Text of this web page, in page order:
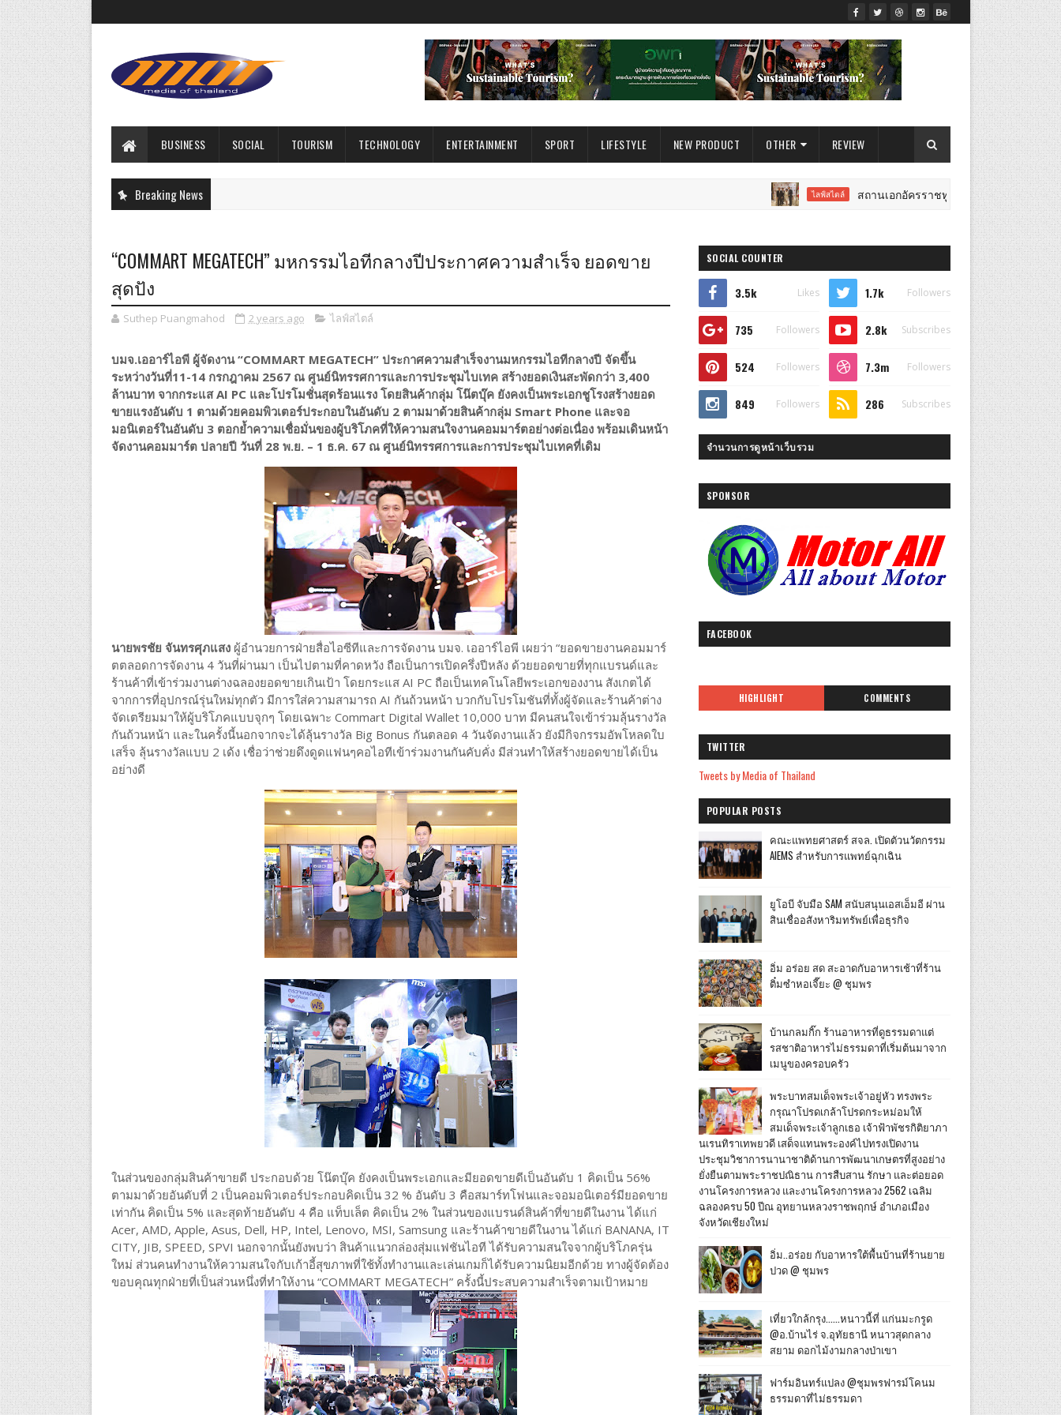
BUSINESS SOCIAL TOURISM TECHNOLOGY ENTERTAINMENT SPORT LIFESTYLE NEW PRODUCT OTHER REVIEW
Breaking News ไลฟ์สไตล์ สถานเอกอัครราชทูตสาธารณรัฐเปรูประจำประเทศ
“COMMART MEGATECH” มหกรรมไอทีกลางปีประกาศความสำเร็จ ยอดขาย
สุดปัง
Suthep Puangmahod 2 years ago ไลฟ์สไตล์
บมจ.เออาร์ไอพี ผู้จัดงาน “COMMART MEGATECH” ประกาศความสำเร็จงานมหกรรมไอทีกลางปี จัดขึ้น
ระหว่างวันที่11-14 กรกฎาคม 2567 ณ ศูนย์นิทรรศการและการประชุมไบเทค สร้างยอดเงินสะพัดกว่า 3,400
ล้านบาท จากกระแส AI PC และโปรโมชั่นสุดร้อนแรง โดยสินค้ากลุ่ม โน๊ตบุ๊ค ยังคงเป็นพระเอกชูโรงสร้างยอด
ขายแรงอันดับ 1 ตามด้วยคอมพิวเตอร์ประกอบในอันดับ 2 ตามมาด้วยสินค้ากลุ่ม Smart Phone และจอ
มอนิเตอร์ในอันดับ 3 ตอกย้ำความเชื่อมั่นของผู้บริโภคที่ให้ความสนใจงานคอมมาร์ตอย่างต่อเนื่อง พร้อมเดินหน้า
จัดงานคอมมาร์ต ปลายปี วันที่ 28 พ.ย. – 1 ธ.ค. 67 ณ ศูนย์นิทรรศการและการประชุมไบเทคที่เดิม
นายพรชัย จันทรศุภแสงผู้อำนวยการฝ่ายสื่อไอซีทีและการจัดงาน บมจ. เออาร์ไอพี เผยว่า “ยอดขายงานคอมมาร์
ตตลอดการจัดงาน 4 วันที่ผ่านมา เป็นไปตามที่คาดหวัง ถือเป็นการเปิดครึ่งปีหลัง ด้วยยอดขายที่ทุกแบรนด์และ
ร้านค้าที่เข้าร่วมงานต่างฉลองยอดขายเกินเป้า โดยกระแส AI PC ถือเป็นเทคโนโลยีพระเอกของงาน สังเกตได้
จากการที่อุปกรณ์รุ่นใหม่ทุกตัว มีการใส่ความสามารถ AI กันถ้วนหน้า บวกกับโปรโมชันที่ทั้งผู้จัดและร้านค้าต่าง
จัดเตรียมมาให้ผู้บริโภคแบบจุกๆ โดยเฉพาะ Commart Digital Wallet 10,000 บาท มีคนสนใจเข้าร่วมลุ้นรางวัล
กันถ้วนหน้า และในครั้งนี้นอกจากจะได้ลุ้นรางวัล Big Bonus กันตลอด 4 วันจัดงานแล้ว ยังมีกิจกรรมอัพโหลดใบ
เสร็จ ลุ้นรางวัลแบบ 2 เด้ง เชื่อว่าช่วยดึงดูดแฟนๆคอไอทีเข้าร่วมงานกันคับคั่ง มีส่วนทำให้สร้างยอดขายได้เป็น
อย่างดี
ในส่วนของกลุ่มสินค้าขายดี ประกอบด้วย โน๊ตบุ๊ค ยังคงเป็นพระเอกและมียอดขายดีเป็นอันดับ 1 คิดเป็น 56%
ตามมาด้วยอันดับที่ 2 เป็นคอมพิวเตอร์ประกอบคิดเป็น 32 % อันดับ 3 คือสมาร์ทโฟนและจอมอนิเตอร์มียอดขาย
เท่ากัน คิดเป็น 5% และสุดท้ายอันดับ 4 คือ แท็บเล็ต คิดเป็น 2% ในส่วนของแบรนด์สินค้าที่ขายดีในงาน ได้แก่
Acer, AMD, Apple, Asus, Dell, HP, Intel, Lenovo, MSI, Samsung และร้านค้าขายดีในงาน ได้แก่ BANANA, IT
CITY, JIB, SPEED, SPVI นอกจากนั้นยังพบว่า สินค้าแนวกล่องสุ่มแฟชันไอที ได้รับความสนใจจากผู้บริโภครุ่น
ใหม่ ส่วนคนทำงานให้ความสนใจกับเก้าอี้สุขภาพที่ใช้ทั้งทำงานและเล่นเกมก็ได้รับความนิยมอีกด้วย ทางผู้จัดต้อง
ขอบคุณทุกฝ่ายที่เป็นส่วนหนึ่งที่ทำให้งาน “COMMART MEGATECH” ครั้งนี้ประสบความสำเร็จตามเป้าหมาย
SOCIAL COUNTER
3.5k Likes 1.7k Followers
735 Followers 2.8k Subscribes
524 Followers 7.3m Followers
849 Followers 286 Subscribes
จำนวนการดูหน้าเว็บรวม
SPONSOR
FACEBOOK
HIGHLIGHT COMMENTS
TWITTER
Tweets by Media of Thailand
POPULAR POSTS
คณะแพทยศาสตร์ สจล. เปิดตัวนวัตกรรม
AIEMS สำหรับการแพทย์ฉุกเฉิน
ยูโอบี จับมือ SAM สนับสนุนเอสเอ็มอี ผ่าน
สินเชื่ออสังหาริมทรัพย์เพื่อธุรกิจ
อิ่ม อร่อย สด สะอาดกับอาหารเช้าที่ร้าน
ติ๋มซำหอเจี๊ยะ @ ชุมพร
บ้านกลมกิ๊ก ร้านอาหารที่ดูธรรมดาแต่
รสชาติอาหารไม่ธรรมดาที่เริ่มต้นมาจาก
เมนูของครอบครัว
พระบาทสมเด็จพระเจ้าอยู่หัว ทรงพระ
กรุณาโปรดเกล้าโปรดกระหม่อมให้
สมเด็จพระเจ้าลูกเธอ เจ้าฟ้าพัชรกิติยาภา
นเรนทิราเทพยวดี เสด็จแทนพระองค์ไปทรงเปิดงาน
ประชุมวิชาการนานาชาติด้านการพัฒนาเกษตรที่สูงอย่าง
ยั่งยืนตามพระราชปณิธาน การสืบสาน รักษา และต่อยอด
งานโครงการหลวง และงานโครงการหลวง 2562 เฉลิม
ฉลองครบ 50 ปีณ อุทยานหลวงราชพฤกษ์ อำเภอเมือง
จังหวัดเชียงใหม่
อิ่ม..อร่อย กับอาหารใต้พื้นบ้านที่ร้านยาย
ปวด @ ชุมพร
เที่ยวใกล้กรุง......หนาวนี้ที่ แก่นมะกรูด
@อ.บ้านไร่ จ.อุทัยธานี หนาวสุดกลาง
สยาม ดอกไม้งามกลางป่าเขา
ฟาร์มอินทร์แปลง @ชุมพรฟารม์โคนม
ธรรมดาที่ไม่ธรรมดา